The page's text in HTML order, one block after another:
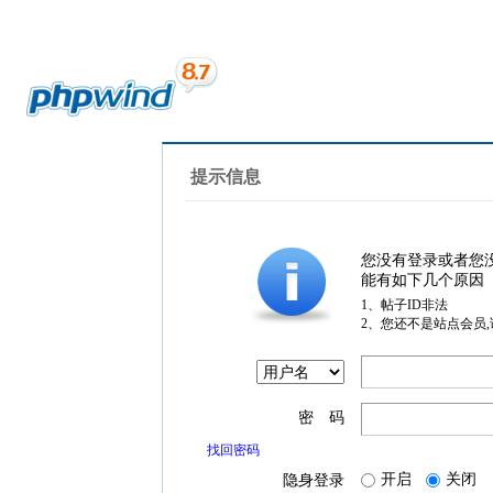
提示信息
您没有登录或者您
能有如下几个原因
1、帖子ID非法
2、您还不是站点会员
密 码
找回密码
隐身登录 开启 关闭